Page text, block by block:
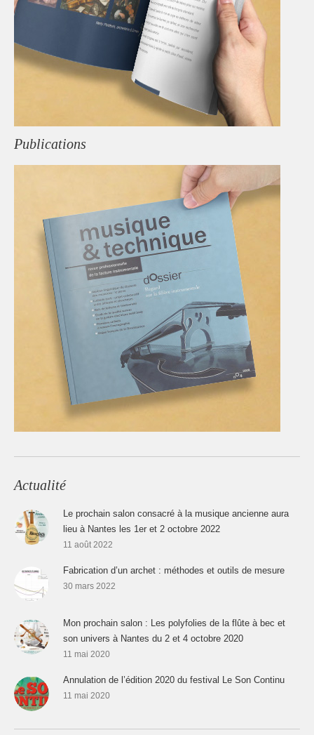
Publications
Actualité
Le prochain salon consacré à la musique ancienne aura
lieu à Nantes les 1er et 2 octobre 2022
11 août 2022
Fabrication d’un archet : méthodes et outils de mesure
30 mars 2022
Mon prochain salon : Les polyfolies de la flûte à bec et
son univers à Nantes du 2 et 4 octobre 2020
11 mai 2020
Annulation de l’édition 2020 du festival Le Son Continu
11 mai 2020